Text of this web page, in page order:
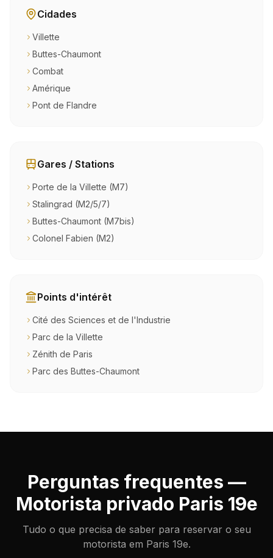
Cidades
Villette
Buttes-Chaumont
Combat
Amérique
Pont de Flandre
Gares / Stations
Porte de la Villette (M7)
Stalingrad (M2/5/7)
Buttes-Chaumont (M7bis)
Colonel Fabien (M2)
Points d'intérêt
Cité des Sciences et de l'Industrie
Parc de la Villette
Zénith de Paris
Parc des Buttes-Chaumont
Perguntas frequentes —
Motorista privado Paris 19e
Tudo o que precisa de saber para reservar o seu
motorista em Paris 19e.